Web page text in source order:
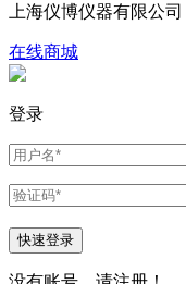
上海仪博仪器有限公司
在线商城
登录
快速登录